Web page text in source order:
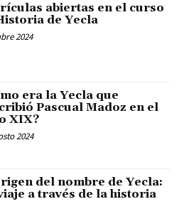
abiertas en el curso
de Yecla
2024
era la Yecla que
Pascual Madoz en el
XIX?
2024
del nombre de Yecla:
a través de la historia